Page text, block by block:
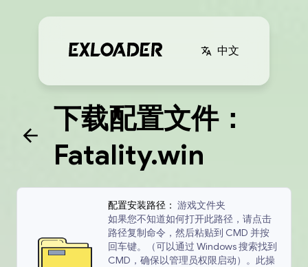
中文
下载配置文件：
Fatality.win
配置安装路径： 游戏文件夹
如果您不知道如何打开此路径，请点击
路径复制命令，然后粘贴到 CMD 并按
回车键。（可以通过 Windows 搜索找到
CMD，确保以管理员权限启动）。此操